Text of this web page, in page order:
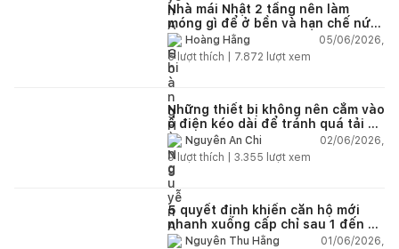
Nhà mái Nhật 2 tầng nên làm
móng gì để ở bền và hạn chế nứt
lún?Hoàng Hằng
05/06/2026,
5lượt thích | 7.872 lượt xem
Những thiết bị không nên cắm vào
ổ điện kéo dài để tránh quá tải và
chập cháy trong nhà
Nguyễn An Chi
02/06/2026,
9lượt thích | 3.355 lượt xem
5 quyết định khiến căn hộ mới
nhanh xuống cấp chỉ sau 1 đến 2
nămNguyễn Thu Hằng
01/06/2026,